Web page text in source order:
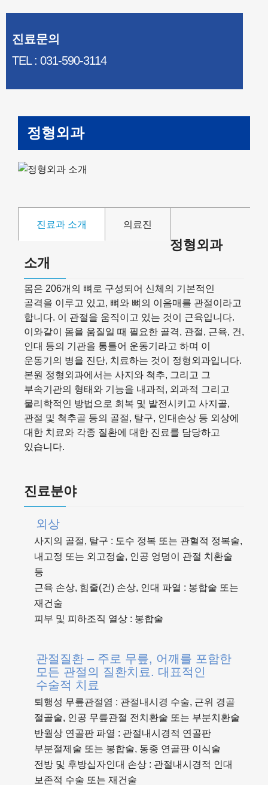
진료문의
TEL : 031-590-3114
정형외과
진료과 소개 의료진
정형외과
소개
몸은 206개의 뼈로 구성되어 신체의 기본적인
골격을 이루고 있고, 뼈와 뼈의 이음매를 관절이라고
합니다. 이 관절을 움직이고 있는 것이 근육입니다.
이와같이 몸을 움질일 때 필요한 골격, 관절, 근육, 건,
인대 등의 기관을 통틀어 운동기라고 하며 이
운동기의 병을 진단, 치료하는 것이 정형외과입니다.
본원 정형외과에서는 사지와 척추, 그리고 그
부속기관의 형태와 기능을 내과적, 외과적 그리고
물리학적인 방법으로 회복 및 발전시키고 사지골,
관절 및 척추골 등의 골절, 탈구, 인대손상 등 외상에
대한 치료와 각종 질환에 대한 진료를 담당하고
있습니다.
진료분야
외상
사지의 골절, 탈구 : 도수 정복 또는 관혈적 정복술,
내고정 또는 외고정술, 인공 엉덩이 관절 치환술
등
근육 손상, 힘줄(건) 손상, 인대 파열 : 봉합술 또는
재건술
피부 및 피하조직 열상 : 봉합술
관절질환 – 주로 무릎, 어깨를 포함한
모든 관절의 질환치료. 대표적인
수술적 치료
퇴행성 무릎관절염 : 관절내시경 수술, 근위 경골
절골술, 인공 무릎관절 전치환술 또는 부분치환술
반월상 연골판 파열 : 관절내시경적 연골판
부분절제술 또는 봉합술, 동종 연골판 이식술
전방 및 후방십자인대 손상 : 관절내시경적 인대
보존적 수술 또는 재건술